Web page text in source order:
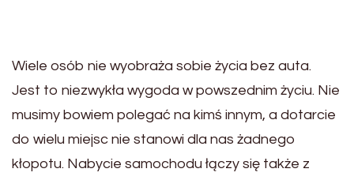
Wiele osób nie wyobraża sobie życia bez auta.
Jest to niezwykła wygoda w powszednim życiu. Nie
musimy bowiem polegać na kimś innym, a dotarcie
do wielu miejsc nie stanowi dla nas żadnego
kłopotu. Nabycie samochodu łączy się także z